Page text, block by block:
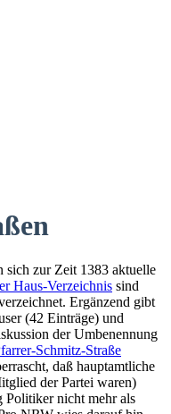
sich zur Zeit 1383 aktuelle
Haus-Verzeichnis sind
Ergänzend gibt
(42 Einträge) und
der Umbenennung
Schmitz-Straße
daß hauptamtliche
der Partei waren)
Politiker nicht mehr als